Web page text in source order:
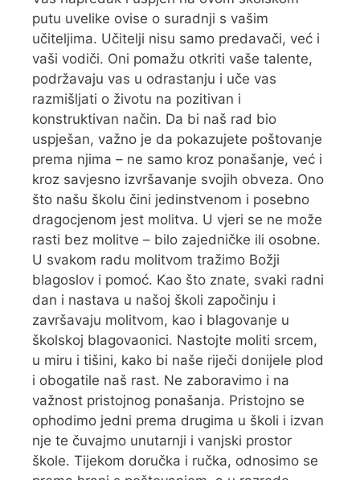
putu uvelike ovise o suradnji s vašim
učiteljima. Učitelji nisu samo predavači, već i
vaši vodiči. Oni pomažu otkriti vaše talente,
podržavaju vas u odrastanju i uče vas
razmišljati o životu na pozitivan i
konstruktivan način. Da bi naš rad bio
uspješan, važno je da pokazujete poštovanje
prema njima – ne samo kroz ponašanje, već i
kroz savjesno izvršavanje svojih obveza. Ono
što našu školu čini jedinstvenom i posebno
dragocjenom jest molitva. U vjeri se ne može
rasti bez molitve – bilo zajedničke ili osobne.
U svakom radu molitvom tražimo Božji
blagoslov i pomoć. Kao što znate, svaki radni
dan i nastava u našoj školi započinju i
završavaju molitvom, kao i blagovanje u
školskoj blagovaonici. Nastojte moliti srcem,
u miru i tišini, kako bi naše riječi donijele plod
i obogatile naš rast. Ne zaboravimo i na
važnost pristojnog ponašanja. Pristojno se
ophodimo jedni prema drugima u školi i izvan
nje te čuvajmo unutarnji i vanjski prostor
škole. Tijekom doručka i ručka, odnosimo se